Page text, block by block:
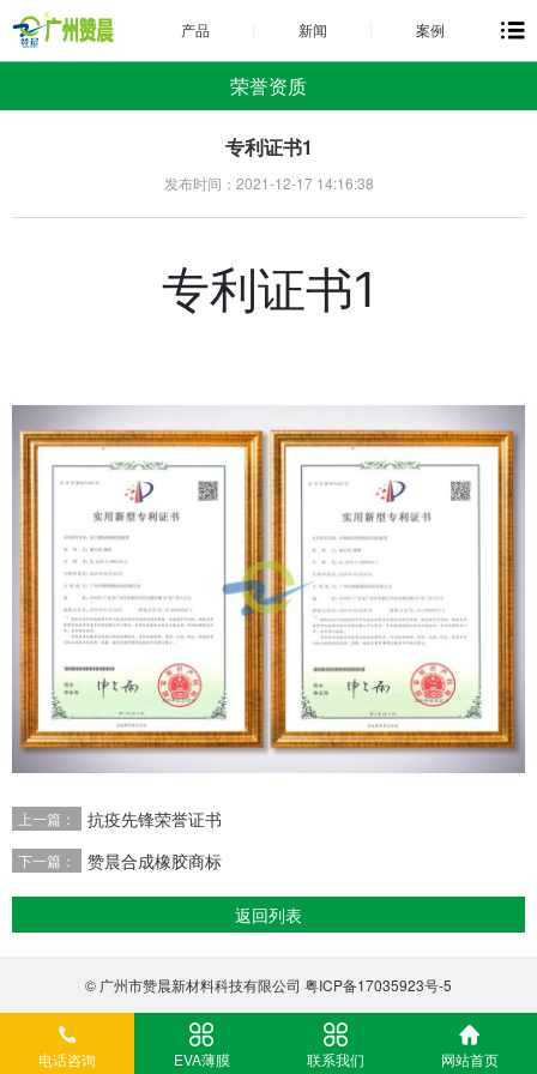
产品 新闻 案例
荣誉资质
专利证书1
发布时间：2021-12-17 14:16:38
专利证书1
上一篇： 抗疫先锋荣誉证书
下一篇： 赞晨合成橡胶商标
返回列表
© 广州市赞晨新材料科技有限公司 粤ICP备17035923号-5
电话咨询 EVA薄膜 联系我们 网站首页